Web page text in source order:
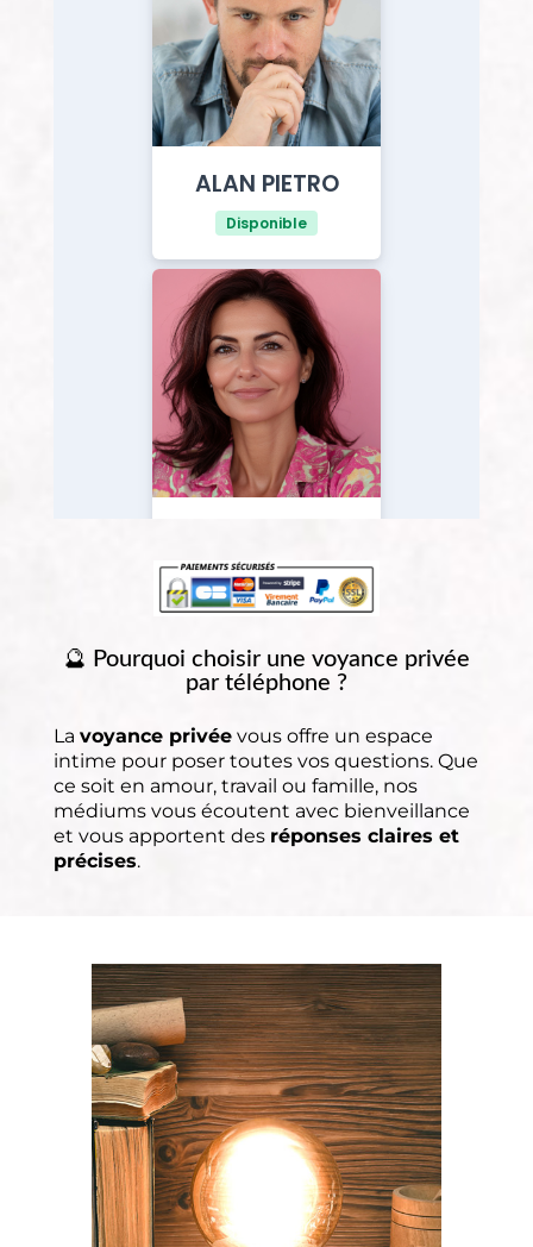
🔮 Pourquoi choisir une voyance privée
par téléphone ?
La voyance privéevous offre un espace
intime pour poser toutes vos questions. Que
ce soit en amour, travail ou famille, nos
médiums vous écoutent avec bienveillance
et vous apportent des réponses claires et
précises.